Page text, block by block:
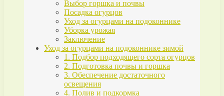
Выбор горшка и почвы
Посадка огурцов
Уход за огурцами на подоконнике
Уборка урожая
Заключение
Уход за огурцами на подоконнике зимой
1. Подбор подходящего сорта огурцов
2. Подготовка почвы и горшка
3. Обеспечение достаточного
освещения
4. Полив и подкормка